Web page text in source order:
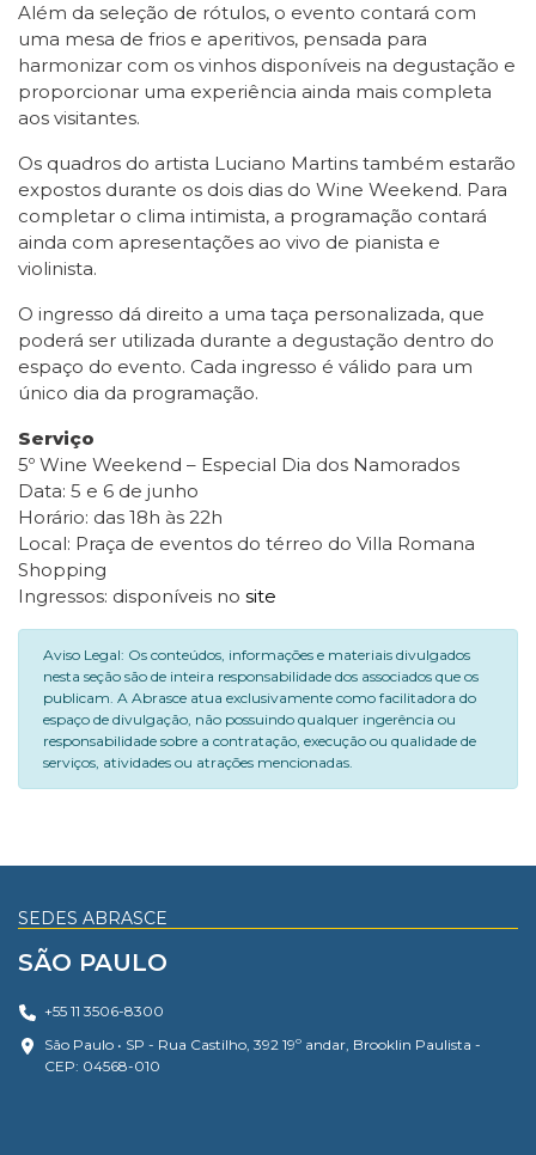
Além da seleção de rótulos, o evento contará com
uma mesa de frios e aperitivos, pensada para
harmonizar com os vinhos disponíveis na degustação e
proporcionar uma experiência ainda mais completa
aos visitantes.
Os quadros do artista Luciano Martins também estarão
expostos durante os dois dias do Wine Weekend. Para
completar o clima intimista, a programação contará
ainda com apresentações ao vivo de pianista e
violinista.
O ingresso dá direito a uma taça personalizada, que
poderá ser utilizada durante a degustação dentro do
espaço do evento. Cada ingresso é válido para um
único dia da programação.
Serviço
5º Wine Weekend – Especial Dia dos Namorados
Data: 5 e 6 de junho
Horário: das 18h às 22h
Local: Praça de eventos do térreo do Villa Romana
Shopping
Ingressos: disponíveis no site
Aviso Legal: Os conteúdos, informações e materiais divulgados
nesta seção são de inteira responsabilidade dos associados que os
publicam. A Abrasce atua exclusivamente como facilitadora do
espaço de divulgação, não possuindo qualquer ingerência ou
responsabilidade sobre a contratação, execução ou qualidade de
serviços, atividades ou atrações mencionadas.
SEDES ABRASCE
SÃO PAULO
+55 11 3506-8300
São Paulo • SP - Rua Castilho, 392 19º andar, Brooklin Paulista -
CEP: 04568-010